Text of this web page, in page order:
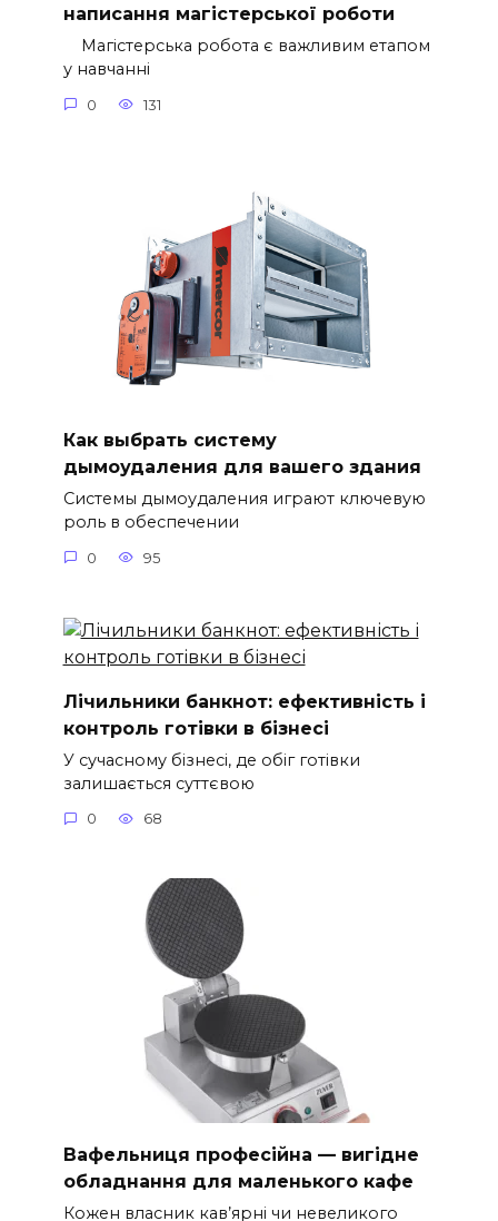
написання магістерської роботи
Магістерська робота є важливим етапом
у навчанні
0 131
Как выбрать систему
дымоудаления для вашего здания
Системы дымоудаления играют ключевую
роль в обеспечении
0 95
Лічильники банкнот: ефективність і
контроль готівки в бізнесі
У сучасному бізнесі, де обіг готівки
залишається суттєвою
0 68
Вафельниця професійна — вигідне
обладнання для маленького кафе
Кожен власник кав’ярні чи невеликого